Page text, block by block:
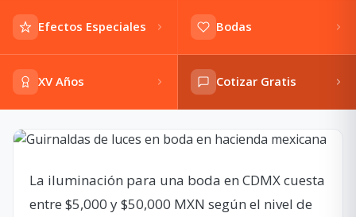
Efectos Especiales Bodas
XV Años Cotizar Gratis
La iluminación para una boda en CDMX cuesta
entre $5,000 y $50,000 MXN según el nivel de